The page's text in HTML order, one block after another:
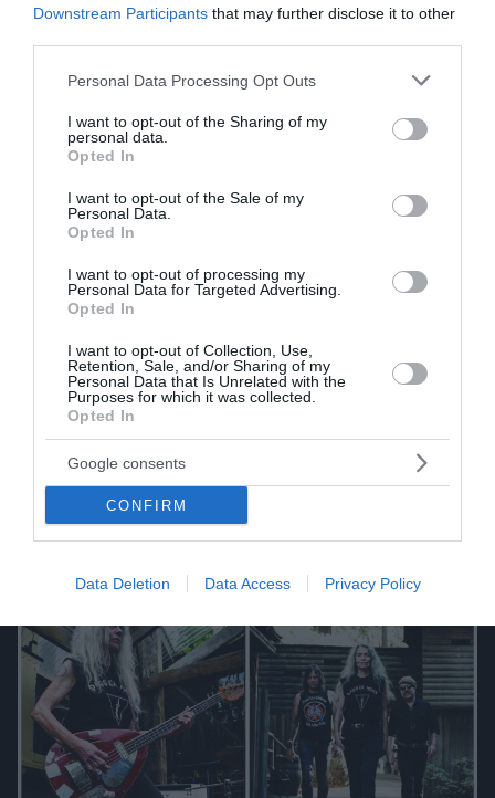
Downstream Participants that may further disclose it to other
Please note that this website/app uses one or more Google
not limited to your visit or usage behaviour. You may click to
grant or deny consent to Google and its third-party tags to
use your data for below specified purposes in below Google
consent section.
Personal Data Processing Opt Outs
I want to opt-out of the Sharing of my
personal data.
Opted In
I want to opt-out of the Sale of my
Personal Data.
Opted In
I want to opt-out of processing my
Personal Data for Targeted Advertising.
Opted In
I want to opt-out of Collection, Use,
Retention, Sale, and/or Sharing of my
Personal Data that Is Unrelated with the
Purposes for which it was collected.
Opted In
Google consents
CONFIRM
Data Deletion Data Access Privacy Policy
Facebook
https://www.facebook.com/JennyDontAndTheSpurs/
https://www.youtube.com/@JennyDontandtheSpurs
https://www.jennydontandthespurs.com/about.html